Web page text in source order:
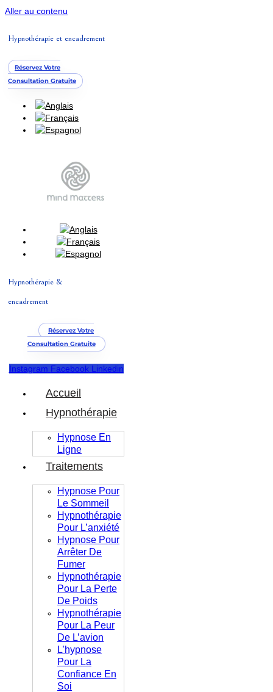
Aller au contenu
Hypnothérapie et encadrement
Réservez Votre
Consultation Gratuite
Hypnothérapie &
encadrement
Réservez Votre
Consultation Gratuite
Instagram Facebook Linkedin
Accueil
Hypnothérapie
Hypnose En
Ligne
Traitements
Hypnose Pour
Le Sommeil
Hypnothérapie
Pour L’anxiété
Hypnose Pour
Arrêter De
Fumer
Hypnothérapie
Pour La Perte
De Poids
Hypnothérapie
Pour La Peur
De L’avion
L’hypnose
Pour La
Confiance En
Soi